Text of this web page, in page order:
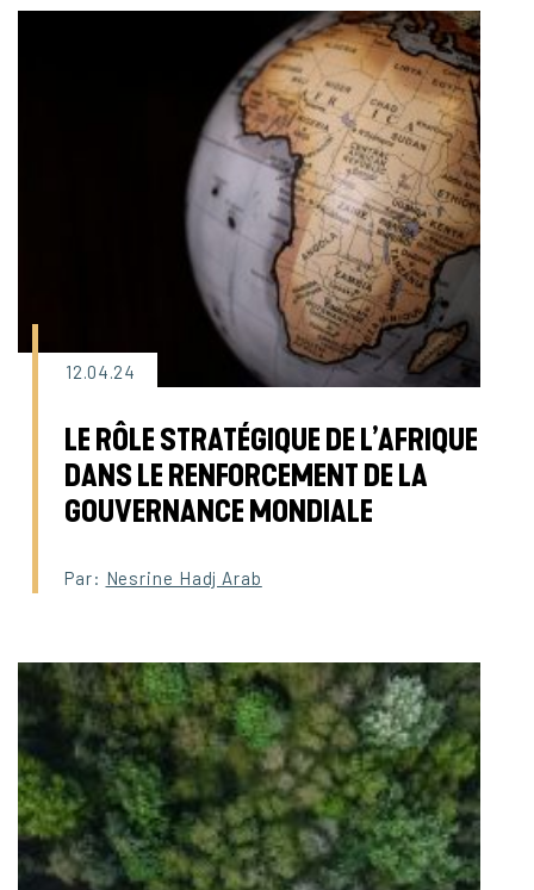
12.04.24
LE RÔLE STRATÉGIQUE DE L’AFRIQUE
DANS LE RENFORCEMENT DE LA
GOUVERNANCE MONDIALE
Par: Nesrine Hadj Arab